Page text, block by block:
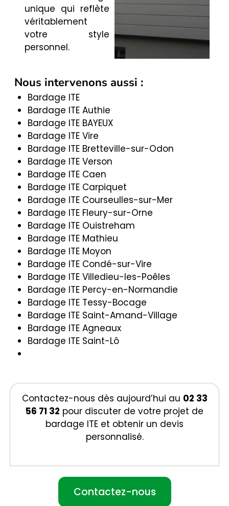
unique qui reflète
véritablement
votre style
personnel.
Nous intervenons aussi :
Bardage ITE
Bardage ITE Authie
Bardage ITE BAYEUX
Bardage ITE Vire
Bardage ITE Bretteville-sur-Odon
Bardage ITE Verson
Bardage ITE Caen
Bardage ITE Carpiquet
Bardage ITE Courseulles-sur-Mer
Bardage ITE Fleury-sur-Orne
Bardage ITE Ouistreham
Bardage ITE Mathieu
Bardage ITE Moyon
Bardage ITE Condé-sur-Vire
Bardage ITE Villedieu-les-Poêles
Bardage ITE Percy-en-Normandie
Bardage ITE Tessy-Bocage
Bardage ITE Saint-Amand-Village
Bardage ITE Agneaux
Bardage ITE Saint-Lô
Contactez-nous dès aujourd’hui au 02 33
56 71 32 pour discuter de votre projet de
bardage ITE et obtenir un devis
personnalisé.
Contactez-nous